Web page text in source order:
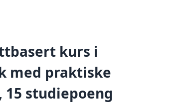
kurs i
med praktiske
studiepoeng